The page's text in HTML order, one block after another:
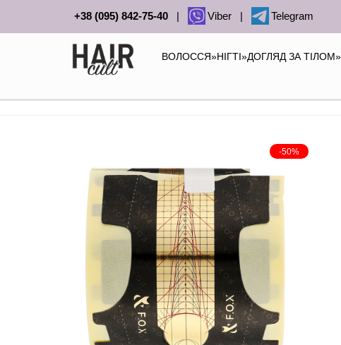
+38 (095) 842-75-40 | Viber | Telegram
ВОЛОССЯ»НІГТІ»ДОГЛЯД ЗА ТІЛОМ»
-50%